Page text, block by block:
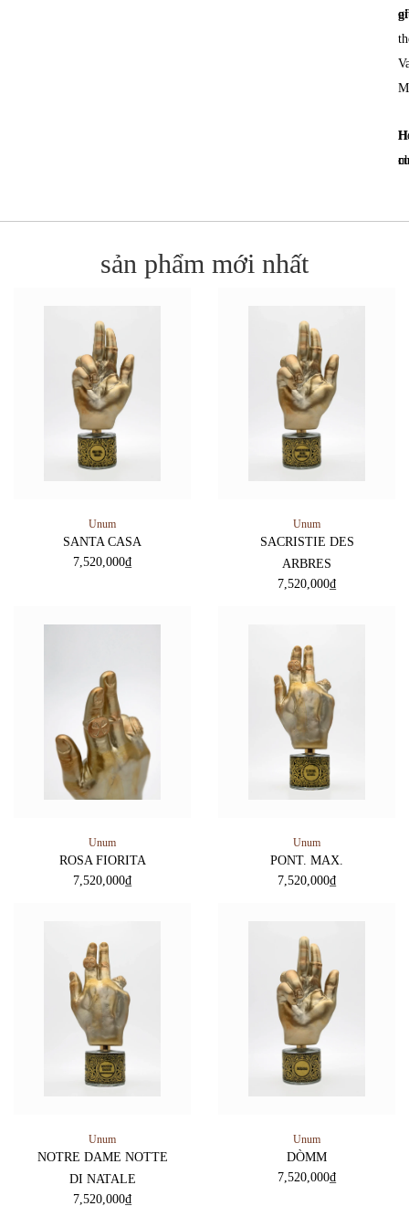
of
sản phẩm mới nhất
Unum
SANTA CASA
7,520,000₫
Unum
SACRISTIE DES
ARBRES
7,520,000₫
Unum
ROSA FIORITA
7,520,000₫
Unum
PONT. MAX.
7,520,000₫
Unum
NOTRE DAME NOTTE
DI NATALE
7,520,000₫
Unum
DÒMM
7,520,000₫